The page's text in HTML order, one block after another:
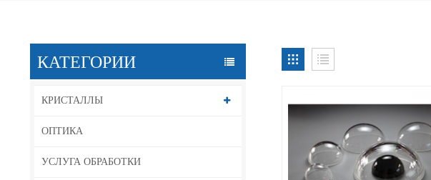
КАТЕГОРИИ
КРИСТАЛЛЫ
ОПТИКА
УСЛУГА ОБРАБОТКИ